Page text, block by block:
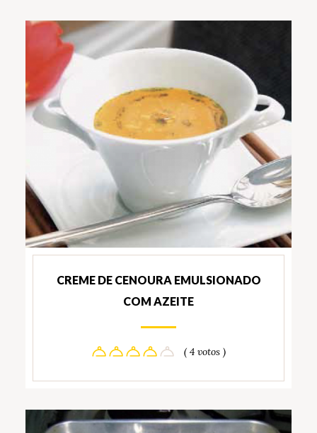
CREME DE CENOURA EMULSIONADO
COM AZEITE
( 4 votos )